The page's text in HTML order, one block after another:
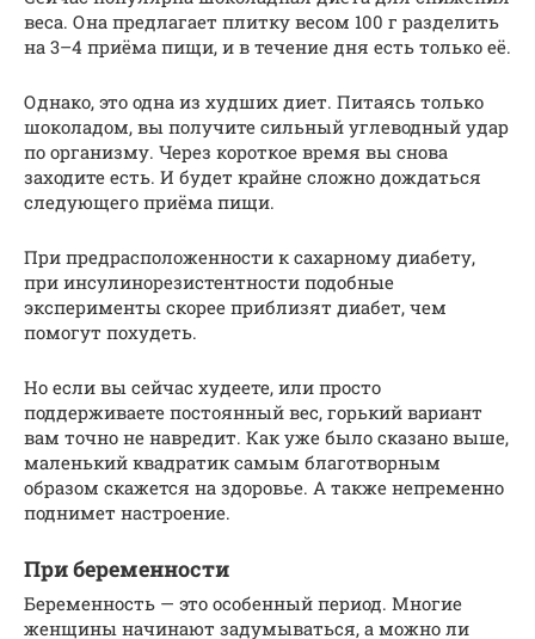
веса. Она предлагает плитку весом 100 г разделить
на 3–4 приёма пищи, и в течение дня есть только её.
Однако, это одна из худших диет. Питаясь только
шоколадом, вы получите сильный углеводный удар
по организму. Через короткое время вы снова
заходите есть. И будет крайне сложно дождаться
следующего приёма пищи.
При предрасположенности к сахарному диабету,
при инсулинорезистентности подобные
эксперименты скорее приблизят диабет, чем
помогут похудеть.
Но если вы сейчас худеете, или просто
поддерживаете постоянный вес, горький вариант
вам точно не навредит. Как уже было сказано выше,
маленький квадратик самым благотворным
образом скажется на здоровье. А также непременно
поднимет настроение.
При беременности
Беременность — это особенный период. Многие
женщины начинают задумываться, а можно ли